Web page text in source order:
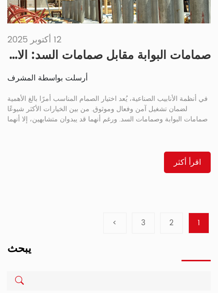
12 أكتوبر 2025
صمامات البوابة مقابل صمامات السد: الاختلافات الرئيسية، والتطبيقات، ودليل الاختيار
أرسلت بواسطة المشرف
في أنظمة الأنابيب الصناعية، يُعد اختيار الصمام المناسب أمرًا بالغ الأهمية
لضمان تشغيل آمن وفعال وموثوق. من بين الخيارات الأكثر شيوعًا
صمامات البوابة وصمامات السد. ورغم أنهما قد يبدوان متشابهين، إلا أنهما
اقرأ أكثر
1
2
3
>
يبحث